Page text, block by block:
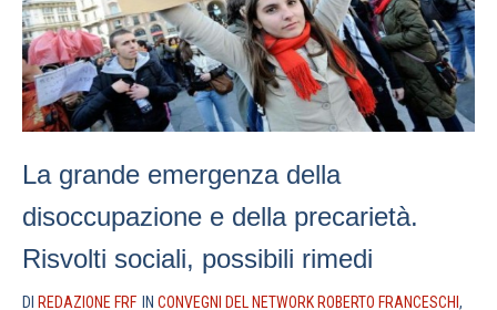
La grande emergenza della
disoccupazione e della precarietà.
Risvolti sociali, possibili rimedi
DI REDAZIONE FRF IN CONVEGNI DEL NETWORK ROBERTO FRANCESCHI ,